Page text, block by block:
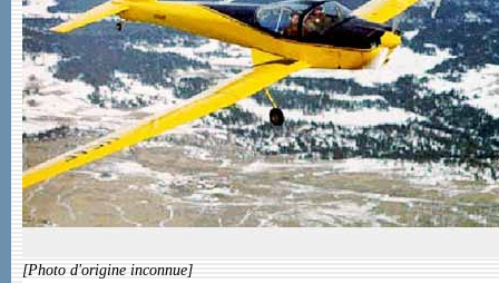
[Photo d'origine inconnue]